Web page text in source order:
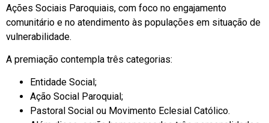
Ações Sociais Paroquiais, com foco no engajamento
comunitário e no atendimento às populações em situação de
vulnerabilidade.
A premiação contempla três categorias:
Entidade Social;
Ação Social Paroquial;
Pastoral Social ou Movimento Eclesial Católico.